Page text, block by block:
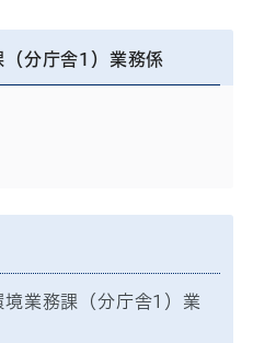
分庁舎1）業務係
業務課（分庁舎1）業